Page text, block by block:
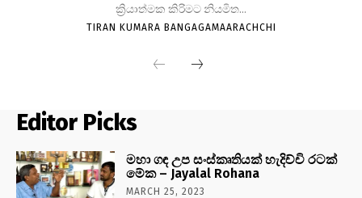
ක්‍රියාත්මක කිරිමට නියමිත...
TIRAN KUMARA BANGAGAMAARACHCHI
Editor Picks
මහා ගඳ උප සංස්කෘතියක් හැදිච්චි රටක්
මේක – Jayalal Rohana
MARCH 25, 2023